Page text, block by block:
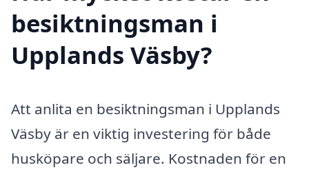
besiktningsman i
Upplands Väsby?
Att anlita en besiktningsman i Upplands
Väsby är en viktig investering för både
husköpare och säljare. Kostnaden för en